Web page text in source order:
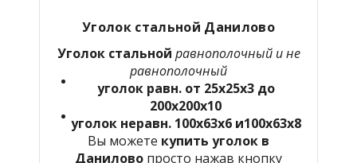
Уголок стальной Данилово
Уголок стальной равнополочный и не
равнополочный
уголок равн. от 25х25х3 до
200х200х10
уголок неравн. 100х63х6 и100х63х8
Вы можете купить уголок в
Данилово просто нажав кнопку